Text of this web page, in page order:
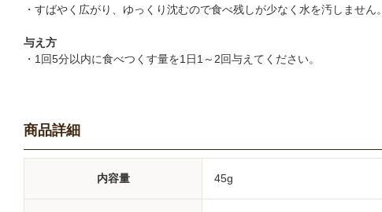
・すばやく広がり、ゆっくり沈むので食べ残しが少なく水を汚しません。
与え方
・1回5分以内に食べつくす量を1日1～2回与えてください。
商品詳細
内容量 45g